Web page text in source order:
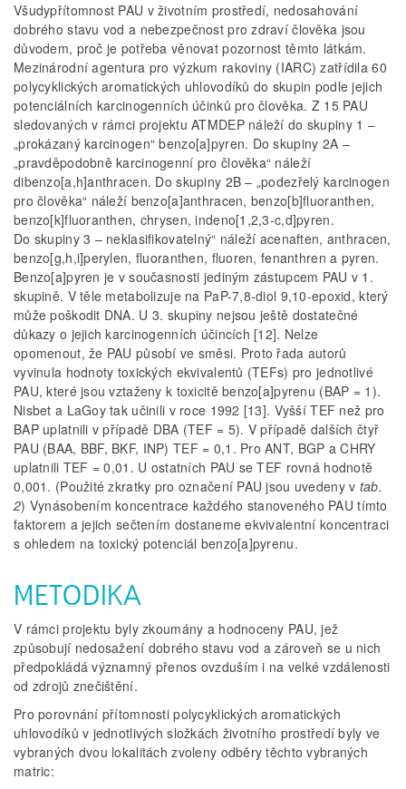
Všudypřítomnost PAU v životním prostředí, nedosahování
dobrého stavu vod a nebezpečnost pro zdraví člověka jsou
důvodem, proč je potřeba věnovat pozornost těmto látkám.
Mezinárodní agentura pro výzkum rakoviny (IARC) zatřídila 60
polycyklických aromatických uhlovodíků do skupin podle jejich
potenciál­ních karcinogenních účinků pro člověka. Z 15 PAU
sledovaných v rámci projektu ATMDEP náleží do skupiny 1 –
„prokázaný karcinogen“ benzo[a]pyren. Do skupiny 2A –
„pravděpodobně karcinogenní pro člověka“ náleží
dibenzo[a,h]anthracen. Do skupiny 2B – „podezřelý karcinogen
pro člověka“ náleží benzo[a]anthracen, benzo[b]fluoranthen,
benzo[k]fluoranthen, chrysen, indeno[1,2,3-c,d]pyren.
Do skupiny 3 – neklasifikovatelný“ náleží acenaften, anthracen,
benzo[g,h,i]perylen, fluoranthen, fluoren, fenanthren a pyren.
Benzo[a]pyren je v současnosti jediným zástupcem PAU v 1.
skupině. V těle metabolizuje na PaP-7,8-diol 9,10-epoxid, který
může poškodit DNA. U 3. skupiny nejsou ještě dostatečné
důkazy o jejich karcinogenních účincích [12]. Nelze
opomenout, že PAU působí ve směsi. Proto řada autorů
vyvinula hodnoty toxických ekvivalentů (TEFs) pro jednotlivé
PAU, které jsou vztaženy k toxicitě benzo[a]pyrenu (BAP = 1).
Nisbet a LaGoy tak učinili v roce 1992 [13]. Vyšší TEF než pro
BAP uplatnili v případě DBA (TEF = 5). V případě dalších čtyř
PAU (BAA, BBF, BKF, INP) TEF = 0,1. Pro ANT, BGP a CHRY
uplatnili TEF = 0,01. U ostatních PAU se TEF rovná hodnotě
0,001. (Použité zkratky pro označení PAU jsou uvedeny v tab.
2) Vynásobením koncentrace každého stanoveného PAU tímto
faktorem a jejich sečtením dostaneme ekvivalentní koncentraci
s ohledem na toxický potenciál benzo[a]pyrenu.
METODIKA
V rámci projektu byly zkoumány a hodnoceny PAU, jež
způsobují nedosažení dobrého stavu vod a zároveň se u nich
předpokládá významný přenos ovzduším i na velké vzdálenosti
od zdrojů znečištění.
Pro porovnání přítomnosti polycyklických aromatických
uhlovodíků v jednotlivých složkách životního prostředí byly ve
vybraných dvou lokalitách zvoleny odběry těchto vybraných
matric: